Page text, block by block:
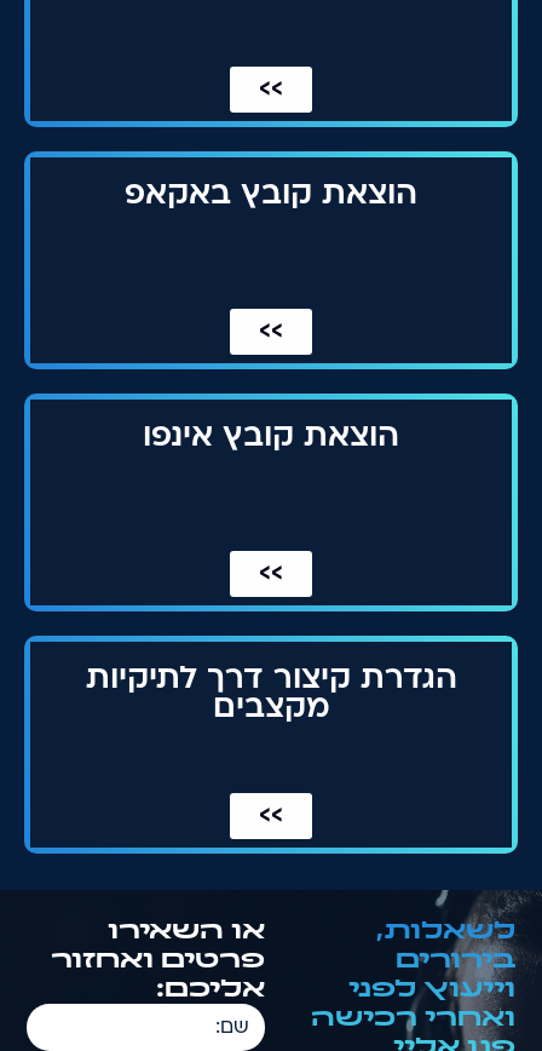
>>
הוצאת קובץ באקאפ
>>
הוצאת קובץ אינפו
>>
הגדרת קיצור דרך לתיקיות
מקצבים
>>
לשאלות,
בירורים
וייעוץ לפני
ואחרי רכישה
או השאירו
פרטים ואחזור
אליכם:
שם: